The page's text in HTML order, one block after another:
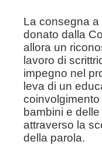
La consegna a
donato dalla
allora un
lavoro di
impegno nel
leva di un
bambini e
attraverso la
della parola.